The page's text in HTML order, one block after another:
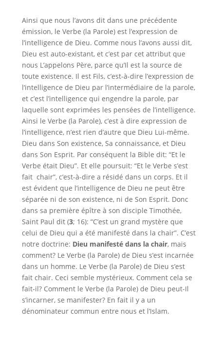
Ainsi que nous l’avons dit dans une précédente
émission, le Verbe (la Parole) est l’expression de
l’intelligence de Dieu. Comme nous l’avons aussi dit,
Dieu est auto-existant, et c’est par cet attribut que
nous L’appelons Père, parce qu’Il est la source de
toute existence. Il est Fils, c’est-à-dire l’expression de
l’intelligence de Dieu par l’intermédiaire de la parole,
et c’est l’intelligence qui engendre la parole, par
laquelle sont exprimées les pensées de l’intelligence.
Ainsi le Verbe (la Parole), c’est à dire expression de
l’intelligence, n’est rien d’autre que Dieu Lui-même.
Dieu dans Son existence, Sa connaissance, et Dieu
dans Son Esprit. Par conséquent la Bible dit: “Et le
Verbe était Dieu”. Et elle poursuit: “Et le Verbe s’est
fait chair”, c’est-à-dire a résidé dans un corps. Et il
est évident que l’intelligence de Dieu ne peut être
séparée ni de son existence, ni de Son Esprit. Donc
dans sa première épître à son disciple Timothée,
Saint Paul dit (3; 16): “C’est un grand mystère que
celui de Dieu qui a été manifesté dans la chair”. C’est
notre doctrine: Dieu manifesté dans la chair, mais
comment? Le Verbe (la Parole) de Dieu s’est incarnée
dans un homme. Le Verbe (la Parole) de Dieu s’est
fait chair. Ceci semble mystérieux. Comment cela se
fait-il? Comment le Verbe (la Parole)de Dieu peut-Il
s’incarner, se manifester? En fait il y a un
dénominateur commun entre nous et l’Islam.